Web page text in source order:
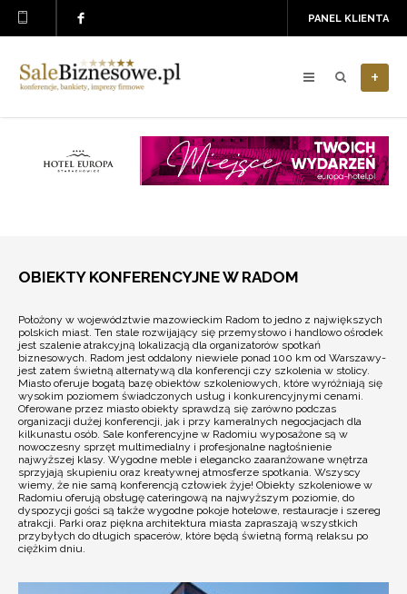
PANEL KLIENTA
+
OBIEKTY KONFERENCYJNE W RADOM
Położony w województwie mazowieckim Radom to jedno z największych
polskich miast. Ten stale rozwijający się przemysłowo i handlowo ośrodek
jest szalenie atrakcyjną lokalizacją dla organizatorów spotkań
biznesowych. Radom jest oddalony niewiele ponad 100 km od Warszawy-
jest zatem świetną alternatywą dla konferencji czy szkolenia w stolicy.
Miasto oferuje bogatą bazę obiektów szkoleniowych, które wyróżniają się
wysokim poziomem świadczonych usług i konkurencyjnymi cenami.
Oferowane przez miasto obiekty sprawdzą się zarówno podczas
organizacji dużej konferencji, jak i przy kameralnych negocjacjach dla
kilkunastu osób. Sale konferencyjne w Radomiu wyposażone są w
nowoczesny sprzęt multimedialny i profesjonalne nagłośnienie
najwyższej klasy. Wygodne meble i elegancko zaaranżowane wnętrza
sprzyjają skupieniu oraz kreatywnej atmosferze spotkania. Wszyscy
wiemy, że nie samą konferencją człowiek żyje! Obiekty szkoleniowe w
Radomiu oferują obsługę cateringową na najwyższym poziomie, do
dyspozycji gości są także wygodne pokoje hotelowe, restauracje i szereg
atrakcji. Parki oraz piękna architektura miasta zapraszają wszystkich
przybyłych do długich spacerów, które będą świetną formą relaksu po
ciężkim dniu.